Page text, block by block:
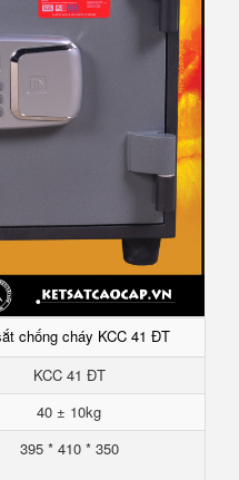
chống cháy KCC 41 ĐT
KCC 41 ĐT
40 ± 10kg
395 * 410 * 350